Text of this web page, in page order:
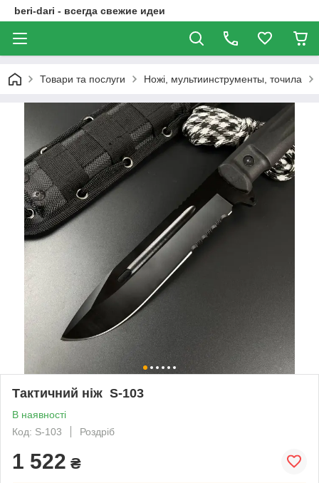
beri-dari - всегда свежие идеи
Товари та послуги Ножі, мультиинструменты, точила
Тактичний ніж S-103
В наявності
Код: S-103
Роздріб
1 522 ₴